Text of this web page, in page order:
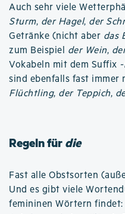
Auch sehr viele
Sturm, der Hagel, der
Getränke (nicht aber das
zum Beispiel der Wein,
Vokabeln mit dem Suffix
sind ebenfalls fast immer
Flüchtling, der Teppich,
Regeln fürdie
Fast alle Obstsorten
Und es gibt viele
femininen Wörtern findet: